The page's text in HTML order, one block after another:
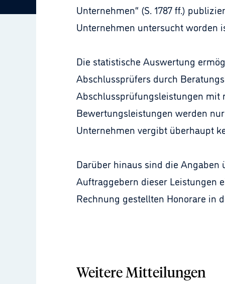
Unternehmen“ (S. 1787 ff.)
Unternehmen untersucht worden
Die statistische Auswertung
Abschlussprüfers durch
Abschlussprüfungsleistungen mit
Bewertungsleistungen werden
Unternehmen vergibt überhaupt
Darüber hinaus sind die
Auftraggebern dieser Leistungen
Rechnung gestellten Honorare in
Weitere Mitteilungen